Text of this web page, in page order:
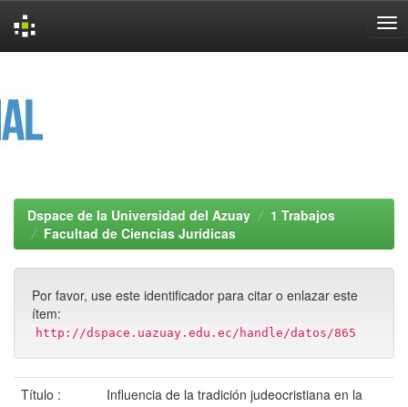
Dspace de la Universidad del Azuay
1 Trabajos
Facultad de Ciencias Jurídicas
Por favor, use este identificador para citar o enlazar este
ítem:
http://dspace.uazuay.edu.ec/handle/datos/865
Título :
Influencia de la tradición judeocristiana en la